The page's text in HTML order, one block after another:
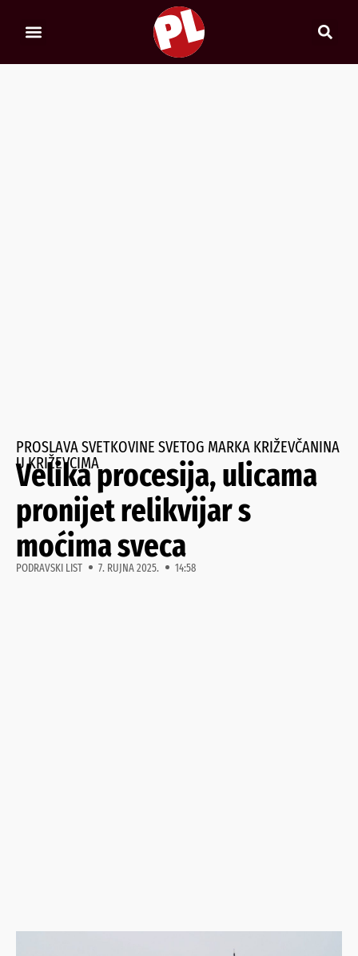
PROSLAVA SVETKOVINE SVETOG MARKA KRIŽEVČANINA
U KRIŽEVCIMA
Velika procesija, ulicama
pronijet relikvijar s
moćima sveca
PODRAVSKI LIST 7. RUJNA 2025. 14:58